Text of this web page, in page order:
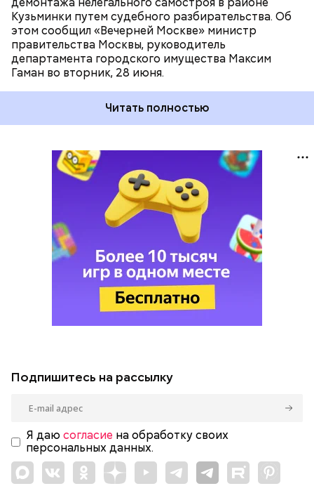
Кузьминки путем судебного разбирательства. Об
этом сообщил «Вечерней Москве» министр
правительства Москвы, руководитель
департамента городского имущества Максим
Гаман во вторник, 28 июня.
Читать полностью
Подпишитесь на рассылку
Я даю согласие на обработку своих
персональных данных.